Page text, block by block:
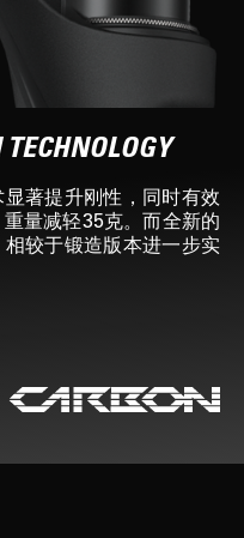
著提升刚性，同时有效
量减轻35克。而全新的
较于锻造版本进一步实